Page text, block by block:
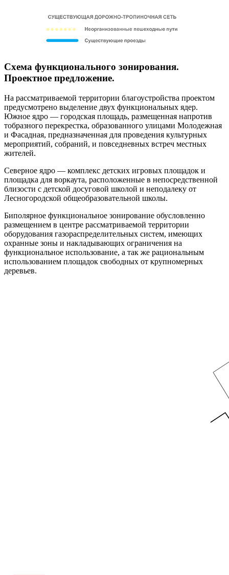
Схема функционального зонирования.
Проектное предложение.
На рассматриваемой территории благоустройства проектом
предусмотрено выделение двух функциональных ядер.
Южное ядро — городская площадь, размещенная напротив
тобразного перекрестка, образованного улицами Молодежная
и Фасадная, предназначенная для проведения культурных
мероприятий, собраний, и повседневных встреч местных
жителей.
Северное ядро — комплекс детских игровых площадок и
площадка для воркаута, расположенные в непосредственной
близости с детской досуговой школой и неподалеку от
Лесногородской общеобразовательной школы.
Биполярное функциональное зонирование обусловленно
размещением в центре рассматриваемой территории
оборудования газораспределительных систем, имеющих
охранные зоны и накладывающих ограничения на
функциональное использование, а так же рациональным
использованием площадок свободных от крупномерных
деревьев.